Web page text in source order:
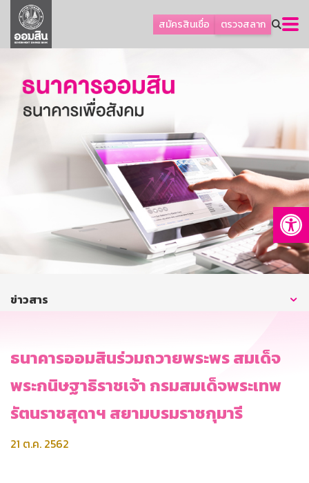
สมัครสินเชื่อ ตรวจสลาก
ลูกค้าธุรกิจ
ลูกค้าผู้ประกอบรายย่อย
ออมเพื่อสุข
เกี่ยวกับธนาคาร
การพัฒนาที่ยั่งยืน
บริการทางการเงิน
ติดต่อเรา
บริการออนไลน์
ข่าวสาร
ธนาคารออมสินร่วมถวายพระพร สมเด็จ
พระกนิษฐาธิราชเจ้า กรมสมเด็จพระเทพ
รัตนราชสุดาฯ สยามบรมราชกุมารี
21 ต.ค. 2562